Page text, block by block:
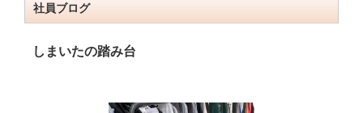
社員ブログ
しまいたの踏み台